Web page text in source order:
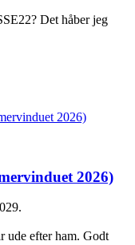
Det håber jeg
2026)
2026)
ude efter ham. Godt